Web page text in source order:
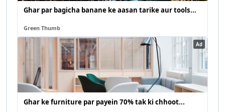
Ghar par bagicha banane ke aasan tarike aur tools...
Green Thumb
Ad
Ghar ke furniture par payein 70% tak ki chhoot...